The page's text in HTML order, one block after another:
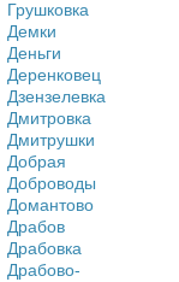
Грушковка
Демки
Деньги
Деренковец
Дзензелевка
Дмитровка
Дмитрушки
Добрая
Доброводы
Домантово
Драбов
Драбовка
Драбово-